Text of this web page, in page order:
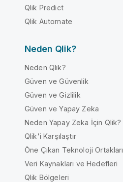
Qlik Predict
Qlik Automate
Neden Qlik?
Neden Qlik?
Güven ve Güvenlik
Güven ve Gizlilik
Güven ve Yapay Zeka
Neden Yapay Zeka İçin Qlik?
Qlik'i Karşılaştır
Öne Çıkan Teknoloji Ortakları
Veri Kaynakları ve Hedefleri
Qlik Bölgeleri